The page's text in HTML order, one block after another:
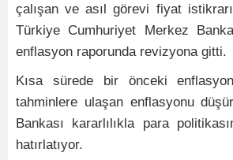
çalışan ve asıl görevi fiyat
Türkiye Cumhuriyet Merkez
enflasyon raporunda revizyona gitti.
Kısa sürede bir önceki
tahminlere ulaşan enflasyonu
Bankası kararlılıkla para
hatırlatıyor.